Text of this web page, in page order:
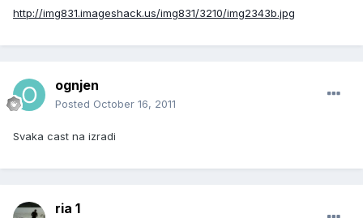
http://img831.imageshack.us/img831/3210/img2343b.jpg
ognjen
Posted October 16, 2011
Svaka cast na izradi
ria 1